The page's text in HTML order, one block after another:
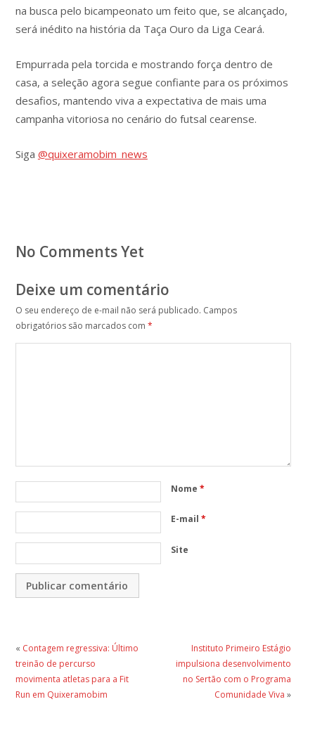
na busca pelo bicampeonato um feito que, se alcançado,
será inédito na história da Taça Ouro da Liga Ceará.
Empurrada pela torcida e mostrando força dentro de
casa, a seleção agora segue confiante para os próximos
desafios, mantendo viva a expectativa de mais uma
campanha vitoriosa no cenário do futsal cearense.
Siga @quixeramobim_news
No Comments Yet
Deixe um comentário
O seu endereço de e-mail não será publicado. Campos
obrigatórios são marcados com *
Nome *
E-mail *
Site
« Contagem regressiva: Último
treinão de percurso
movimenta atletas para a Fit
Run em Quixeramobim
Instituto Primeiro Estágio
impulsiona desenvolvimento
no Sertão com o Programa
Comunidade Viva »